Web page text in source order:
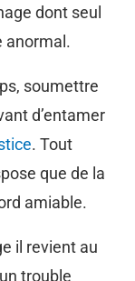
dont seul
anormal.
soumettre
d’entamer
. Tout
que de la
amiable.
il revient au
trouble